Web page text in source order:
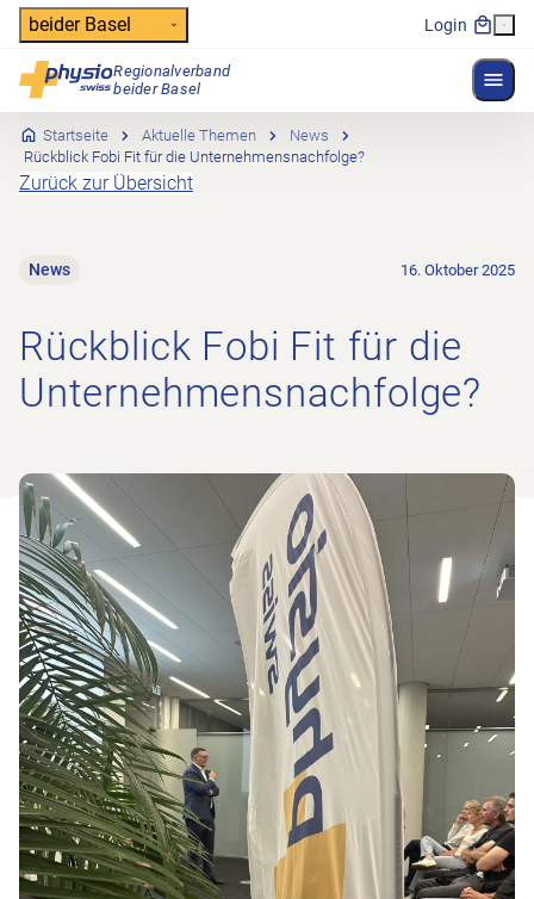
Header
beider Basel Login
Regionalverband
beider Basel
Hauptnavigation
Startseite Aktuelle Themen
News
Rückblick Fobi Fit für die Unternehmensnachfolge?
Zurück zur Übersicht
News 16. Oktober 2025
Rückblick Fobi Fit für die
Unternehmensnachfolge?